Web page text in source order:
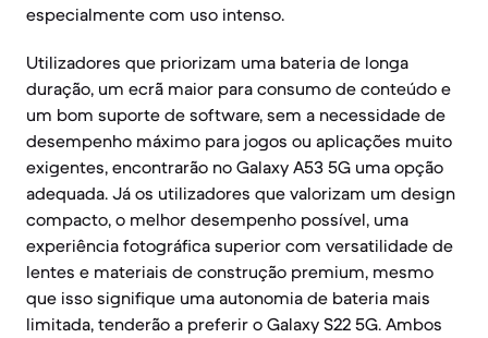
especialmente com uso intenso.
Utilizadores que priorizam uma bateria de longa
duração, um ecrã maior para consumo de conteúdo e
um bom suporte de software, sem a necessidade de
desempenho máximo para jogos ou aplicações muito
exigentes, encontrarão no Galaxy A53 5G uma opção
adequada. Já os utilizadores que valorizam um design
compacto, o melhor desempenho possível, uma
experiência fotográfica superior com versatilidade de
lentes e materiais de construção premium, mesmo
que isso signifique uma autonomia de bateria mais
limitada, tenderão a preferir o Galaxy S22 5G. Ambos